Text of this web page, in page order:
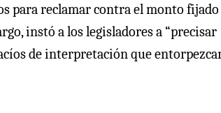
para reclamar contra el monto
instó a los legisladores a “precisar
de interpretación que